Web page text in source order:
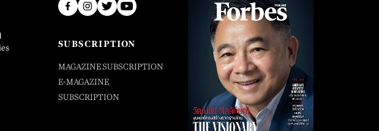
SUBSCRIPTION
MAGAZINE SUBSCRIPTION
E-MAGAZINE
SUBSCRIPTION